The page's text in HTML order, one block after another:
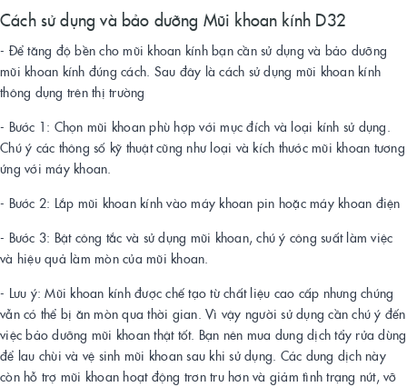
Cách sử dụng và bảo dưỡng Mũi khoan kính D32
- Để tăng độ bền cho mũi khoan kính bạn cần sử dụng và bảo dưỡng
mũi khoan kính đúng cách. Sau đây là cách sử dụng mũi khoan kính
thông dụng trên thị trường
- Bước 1: Chọn mũi khoan phù hợp với mục đích và loại kính sử dụng.
Chú ý các thông số kỹ thuật cũng như loại và kích thước mũi khoan tương
ứng với máy khoan.
- Bước 2: Lắp mũi khoan kính vào máy khoan pin hoặc máy khoan điện
- Bước 3: Bật công tắc và sử dụng mũi khoan, chú ý công suất làm việc
và hiệu quả làm mòn của mũi khoan.
- Lưu ý: Mũi khoan kính được chế tạo từ chất liệu cao cấp nhưng chúng
vẫn có thể bị ăn mòn qua thời gian. Vì vậy người sử dụng cần chú ý đến
việc bảo dưỡng mũi khoan thật tốt. Bạn nên mua dung dịch tẩy rửa dùng
để lau chùi và vệ sinh mũi khoan sau khi sử dụng. Các dung dịch này
còn hỗ trợ mũi khoan hoạt động trơn tru hơn và giảm tình trạng nứt, vỡ